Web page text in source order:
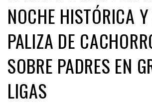
NOCHE HISTÓRICA
PALIZA DE
SOBRE PADRES EN
LIGAS